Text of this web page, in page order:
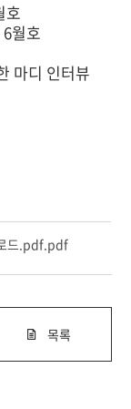
호
월호
마디 인터뷰
드.pdf.pdf
목록